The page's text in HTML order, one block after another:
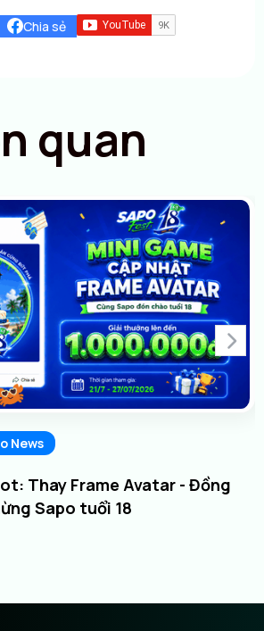
Chia sẻ
quan
News
Thay Frame Avatar - Đồng
Sapo tuổi 18